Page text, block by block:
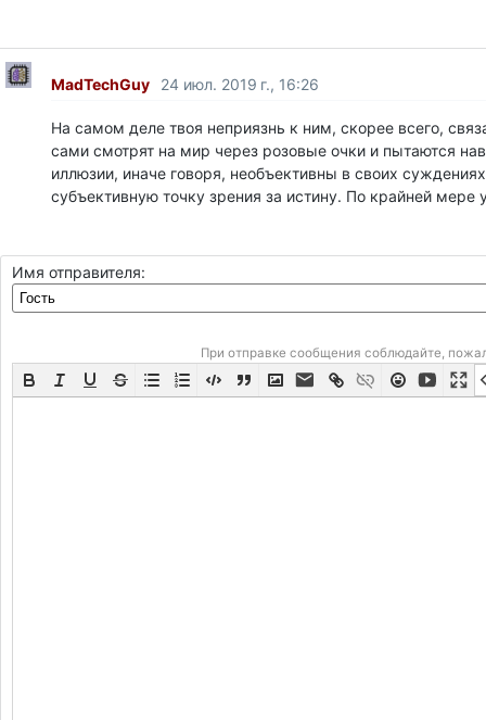
MadTechGuy 24 июл. 2019 г., 16:26
На самом деле твоя неприязнь к ним, скорее всего,
сами смотрят на мир через розовые очки и пытаются
иллюзии, иначе говоря, необъективны в своих
субъективную точку зрения за истину. По крайней мере
Имя отправителя:
При отправке сообщения соблюдайте,